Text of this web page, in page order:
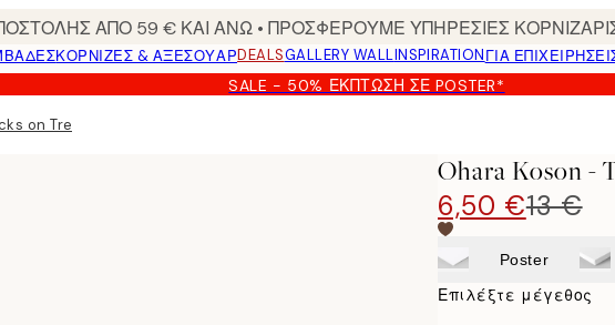
ΑΠΟ 59 € ΚΑΙ ΑΝΩ • ΠΡΟΣΦΕΡΟΥΜΕ ΥΠΗΡΕΣΙΕΣ
ΚΟΡΝΊΖΕΣ & ΑΞΕΣΟΥΆΡDEALSGALLERY WALLINSPIRATIONΓΙΑ
SALE - 50% ΈΚΠΤΩΣΗ ΣΕ POSTER*
on Tree Branch Poster
Ohara Koson -
6,50 €13 €
Poster
Επιλέξτε μέγεθος